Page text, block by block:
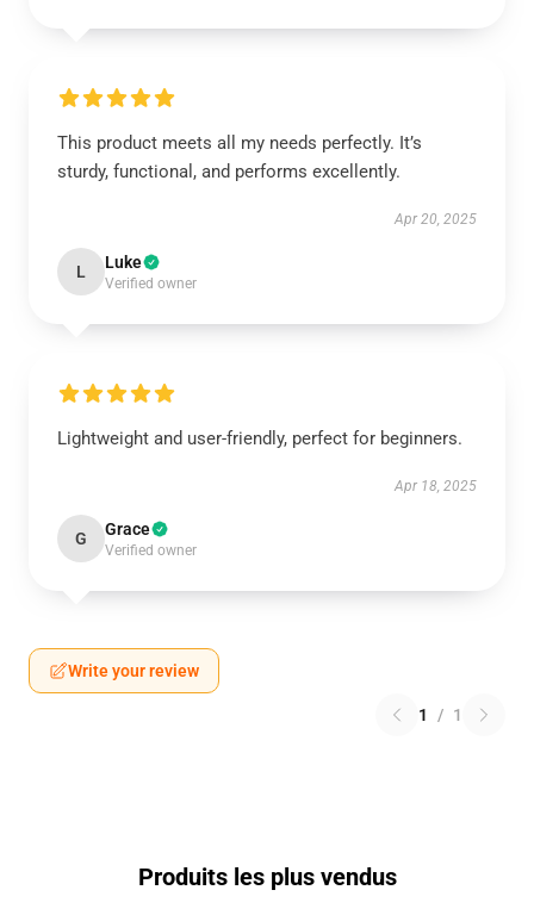
This product meets all my needs perfectly. It’s
sturdy, functional, and performs excellently.
Apr 20, 2025
L Luke
Verified owner
Lightweight and user-friendly, perfect for beginners.
Apr 18, 2025
G Grace
Verified owner
Write your review
1 / 1
Produits les plus vendus